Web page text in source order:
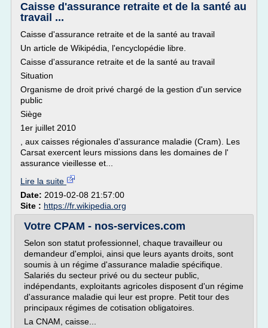
Caisse d'assurance retraite et de la santé au
travail ...
Caisse d'assurance retraite et de la santé au travail
Un article de Wikipédia, l'encyclopédie libre.
Caisse d'assurance retraite et de la santé au travail
Situation
Organisme de droit privé chargé de la gestion d'un service
public
Siège
1er juillet 2010
, aux caisses régionales d'assurance maladie (Cram). Les
Carsat exercent leurs missions dans les domaines de l'
assurance vieillesse et...
Lire la suite
Date: 2019-02-08 21:57:00
Site : https://fr.wikipedia.org
Votre CPAM - nos-services.com
Selon son statut professionnel, chaque travailleur ou
demandeur d'emploi, ainsi que leurs ayants droits, sont
soumis à un régime d'assurance maladie spécifique.
Salariés du secteur privé ou du secteur public,
indépendants, exploitants agricoles disposent d'un régime
d'assurance maladie qui leur est propre. Petit tour des
principaux régimes de cotisation obligatoires.
La CNAM, caisse...